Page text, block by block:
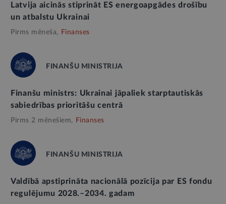
Latvija aicinās stiprināt ES energoapgādes drošību
un atbalstu Ukrainai
Pirms mēneša, Finanses
FINANŠU MINISTRIJA
Finanšu ministrs: Ukrainai jāpaliek starptautiskās
sabiedrības prioritāšu centrā
Pirms 2 mēnešiem, Finanses
FINANŠU MINISTRIJA
Valdībā apstiprināta nacionālā pozīcija par ES fondu
regulējumu 2028.–2034. gadam